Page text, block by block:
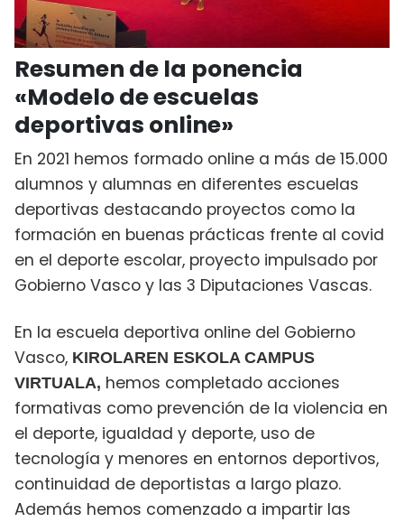
Resumen de la ponencia
«Modelo de escuelas
deportivas online»
En 2021 hemos formado online a más de 15.000
alumnos y alumnas en diferentes escuelas
deportivas destacando proyectos como la
formación en buenas prácticas frente al covid
en el deporte escolar, proyecto impulsado por
Gobierno Vasco y las 3 Diputaciones Vascas.
En la escuela deportiva online del Gobierno
Vasco, KIROLAREN ESKOLA CAMPUS
VIRTUALA, hemos completado acciones
formativas como prevención de la violencia en
el deporte, igualdad y deporte, uso de
tecnología y menores en entornos deportivos,
continuidad de deportistas a largo plazo.
Además hemos comenzado a impartir las